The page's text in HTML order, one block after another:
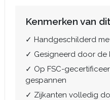
Kenmerken van
✓ Handgeschilderd
✓ Gesigneerd door de
✓ Op FSC-
gespannen
✓ Zijkanten volledig